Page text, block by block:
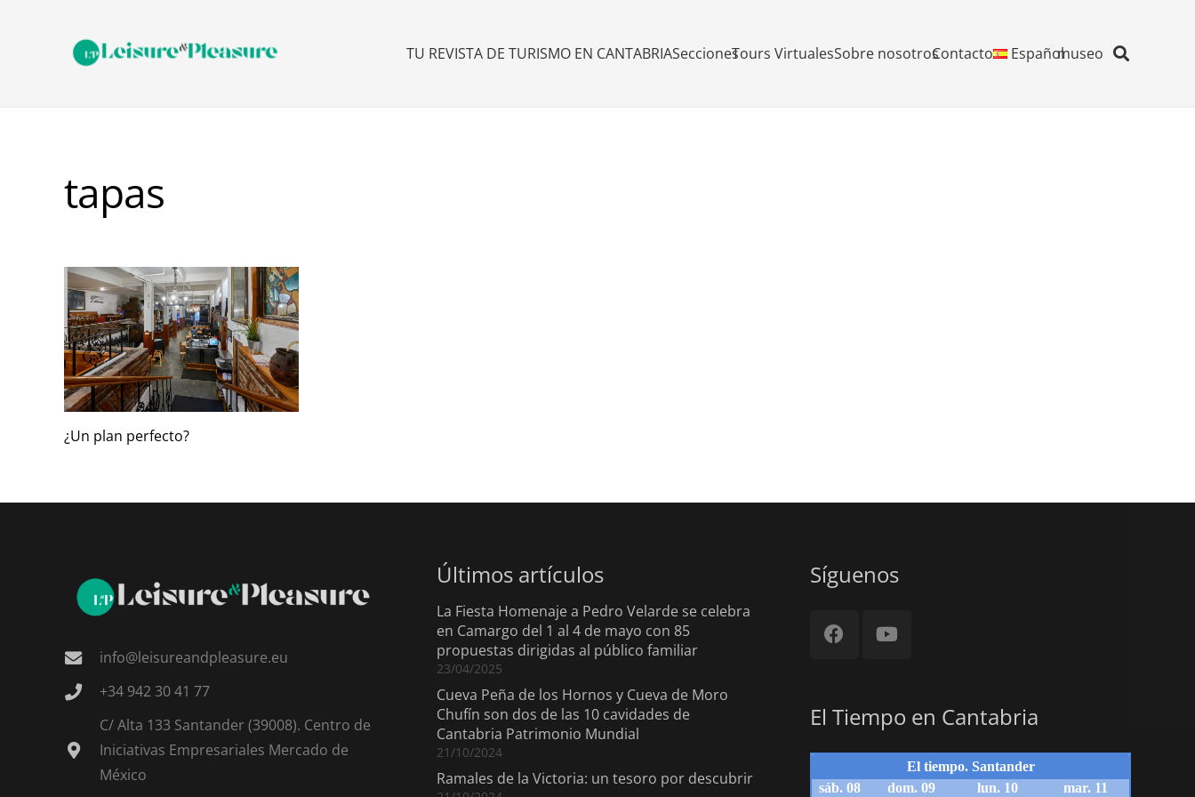
TU REVISTA DE TURISMO EN CANTABRIASeccionesTours VirtualesSobre nosotrosContacto Españolmuseo
tapas
¿Un plan perfecto?
info@leisureandpleasure.eu
+34 942 30 41 77
C/ Alta 133 Santander (39008). Centro de
Iniciativas Empresariales Mercado de
México
Últimos artículos
La Fiesta Homenaje a Pedro Velarde se celebra
en Camargo del 1 al 4 de mayo con 85
propuestas dirigidas al público familiar
23/04/2025
Cueva Peña de los Hornos y Cueva de Moro
Chufín son dos de las 10 cavidades de
Cantabria Patrimonio Mundial
21/10/2024
Ramales de la Victoria: un tesoro por descubrir
Síguenos
El Tiempo en Cantabria